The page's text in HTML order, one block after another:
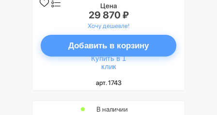
Цена
29 870 ₽
Хочу дешевле!
Добавить в корзину
Купить в 1
клик
арт. 1743
В наличии